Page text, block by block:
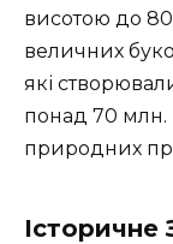
висотою до 80
величних
які
понад 70 млн.
природних
Історичне